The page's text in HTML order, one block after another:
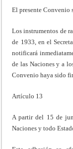
El presente Convenio
Los instrumentos de
de 1933, en el
notificará
de las Naciones y a
Convenio haya sido
Artículo 13
A partir del 15 de
Naciones y todo